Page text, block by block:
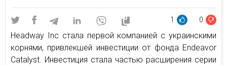
1 0
Headway Inc стала первой компанией с украинскими
корнями, привлекшей инвестиции от фонда Endeavor
Catalyst. Инвестиция стала частью расширения серии